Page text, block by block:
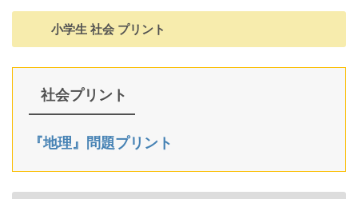
小学生 社会 プリント
社会プリント
『地理』問題プリント